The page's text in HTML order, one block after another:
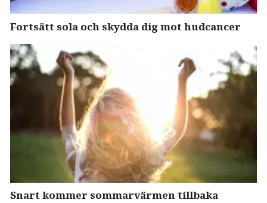
Fortsätt sola och skydda dig mot hudcancer
Snart kommer sommarvärmen tillbaka